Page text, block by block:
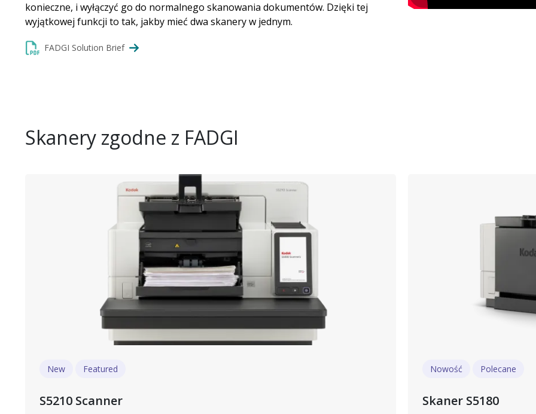
konieczne, i wyłączyć go do normalnego skanowania dokumentów. Dzięki tej
wyjątkowej funkcji to tak, jakby mieć dwa skanery w jednym.
FADGI Solution Brief
Skanery zgodne z FADGI
New Featured
S5210 Scanner
Nowość Polecane
Skaner S5180